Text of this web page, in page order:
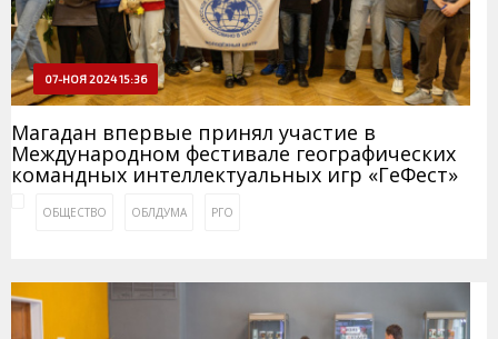
07-НОЯ 2024 15:36
Магадан впервые принял участие в
Международном фестивале географических
командных интеллектуальных игр «ГеФест»
ОБЩЕСТВО ОБЛДУМА РГО